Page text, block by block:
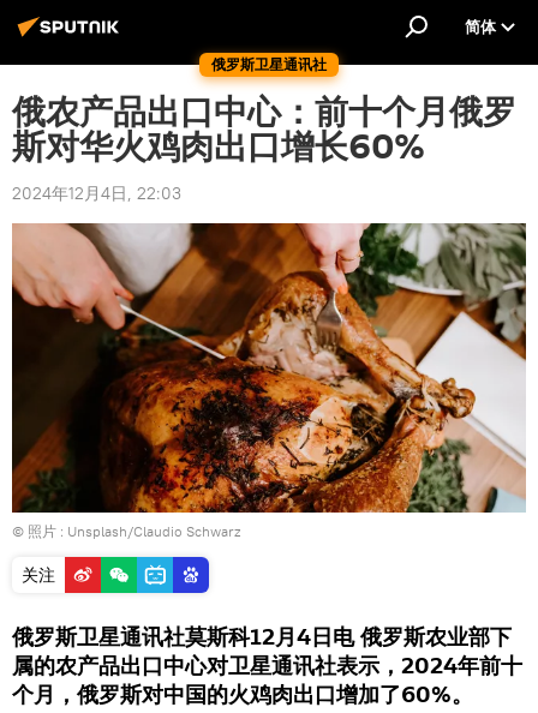
俄罗斯卫星通讯社
简体
俄农产品出口中心：前十个月俄罗
斯对华火鸡肉出口增长60%
2024年12月4日, 22:03
© 照片 : Unsplash/Claudio Schwarz
关注
俄罗斯卫星通讯社莫斯科12月4日电 俄罗斯农业部下
属的农产品出口中心对卫星通讯社表示，2024年前十
个月，俄罗斯对中国的火鸡肉出口增加了60%。